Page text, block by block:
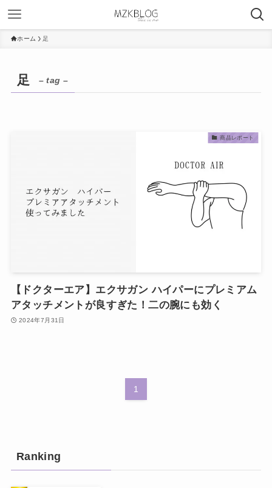
ホーム 足
足 – tag –
商品レポート
【ドクターエア】エクサガン ハイパーにプレミアム
アタッチメントが良すぎた！二の腕にも効く
2024年7月31日
1
Ranking